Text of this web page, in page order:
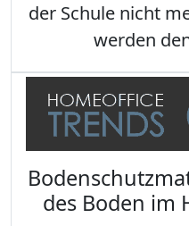
der Schule nicht
werden
des Boden im